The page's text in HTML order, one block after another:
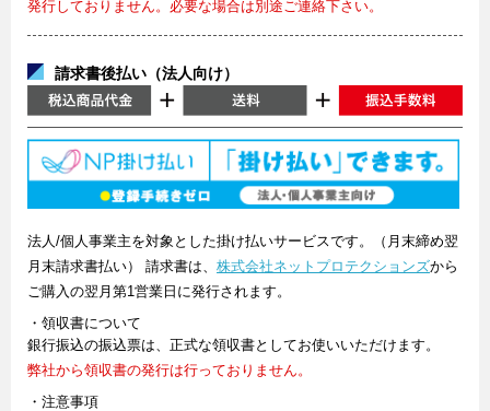
発行しておりません。必要な場合は別途ご連絡下さい。
請求書後払い（法人向け）
法人/個人事業主を対象とした掛け払いサービスです。（月末締め翌
月末請求書払い） 請求書は、 株式会社ネットプロテクションズから
ご購入の翌月第1営業日に発行されます。
・領収書について
銀行振込の振込票は、正式な領収書としてお使いいただけます。
弊社から領収書の発行は行っておりません。
・注意事項